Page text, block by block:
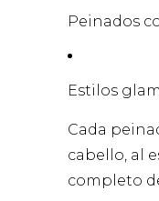
Peinados
Estilos
Cada
cabello, al
completo